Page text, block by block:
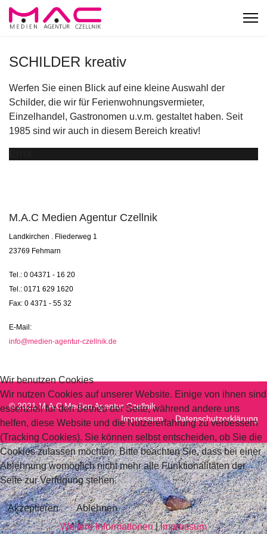
SCHILDER kreativ
Werfen Sie einen Blick auf eine kleine Auswahl der
Schilder, die wir für Ferienwohnungsvermieter,
Einzelhandel, Gastronomen u.v.m. gestaltet haben. Seit
1985 sind wir auch in diesem Bereich kreativ!
M.A.C Medien Agentur Czellnik
Landkirchen . Fliederweg 1
23769 Fehmarn
Tel.: 0 04371 - 16 20
Tel.: 0171 629 1620
Fax: 0 4371 - 55 32
E-Mail:
info@medien-agentur-czellnik.de
© 2021 M.A.C Medien Agentur Czellnik
Impressum
Datenschutzerklärung
Wir benutzen Cookies
Wir nutzen Cookies auf unserer Website. Einige von ihnen sind
essenziell für den Betrieb der Seite, während andere uns
helfen, diese Website und die Nutzererfahrung zu verbessern
(Tracking Cookies). Sie können selbst entscheiden, ob Sie die
Cookies zulassen möchten. Bitte beachten Sie, dass bei einer
Ablehnung womöglich nicht mehr alle Funktionalitäten der
Seite zur Verfügung stehen.
Akzeptieren
Ablehnen
Weitere Informationen|Impressum